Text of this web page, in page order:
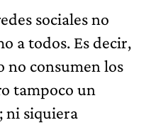
sociales no
a todos. Es decir,
no consumen los
tampoco un
ni siquiera